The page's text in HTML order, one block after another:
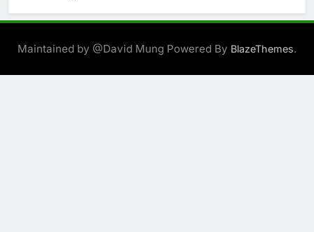
Maintained by @David Mung Powered By BlazeThemes.